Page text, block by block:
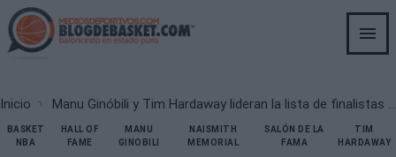
Skip
to
main
Breadcrumb
Inicio Manu Ginóbili y Tim Hardaway lideran la lista de finalistas de 2022 para entrar en el Salón de la Fama
BASKET
NBA
HALL OF
FAME
MANU
GINOBILI
NAISMITH
MEMORIAL
SALÓN DE LA
FAMA
TIM
HARDAWAY